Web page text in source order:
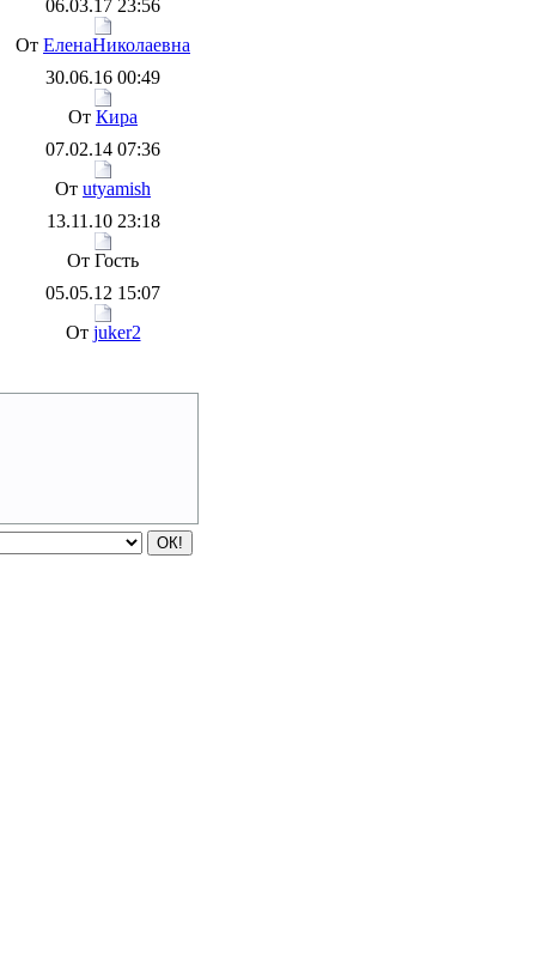
06.03.17 23:56
От ЕленаНиколаевна
30.06.16 00:49
От Кира
07.02.14 07:36
От utyamish
13.11.10 23:18
От Гость
05.05.12 15:07
От juker2